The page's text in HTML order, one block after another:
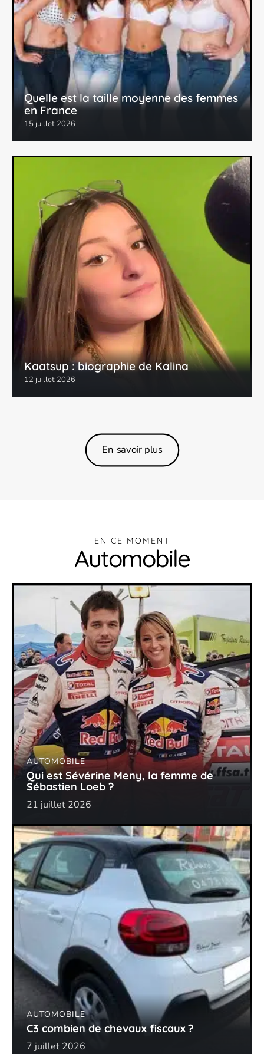
Quelle est la taille moyenne des femmes
en France
15 juillet 2026
Kaatsup : biographie de Kalina
12 juillet 2026
En savoir plus
EN CE MOMENT
Automobile
AUTOMOBILE
Qui est Sévérine Meny, la femme de
Sébastien Loeb ?
21 juillet 2026
AUTOMOBILE
C3 combien de chevaux fiscaux ?
7 juillet 2026